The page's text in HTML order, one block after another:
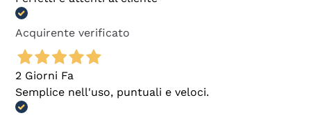
Acquirente verificato
2 Giorni Fa
Semplice nell'uso, puntuali e veloci.